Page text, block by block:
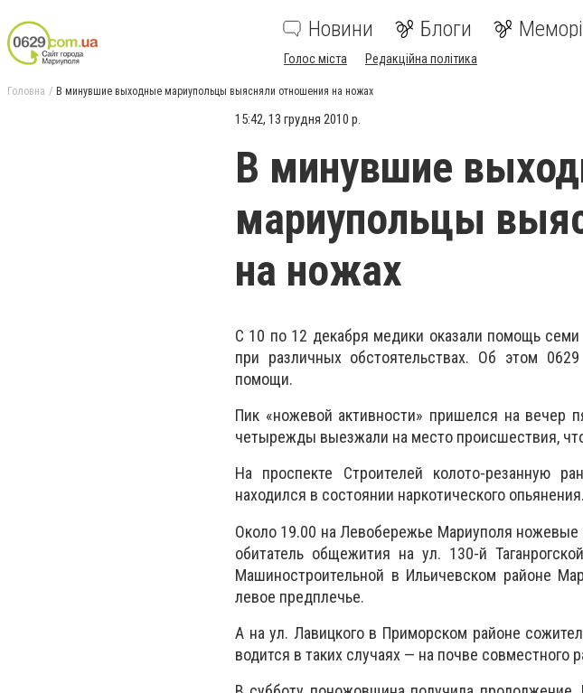
Новини Блоги
Голос міста Редакційна політика
Головна В минувшие выходные мариупольцы выясняли отношения на ножах
15:42, 13 грудня 2010 р.
В минувшие
мариупольцы
на ножах
С 10 по 12 декабря медики оказали помощь
при различных обстоятельствах. Об этом
помощи.
Пик «ножевой активности» пришелся на вечер
четырежды выезжали на место происшествия,
На проспекте Строителей колото-резанную
находился в состоянии наркотического опьянения.
Около 19.00 на Левобережье Мариуполя
обитатель общежития на ул. 130-й
Машиностроительной в Ильичевском районе
левое предплечье.
А на ул. Лавицкого в Приморском районе
водится в таких случаях — на почве совместного